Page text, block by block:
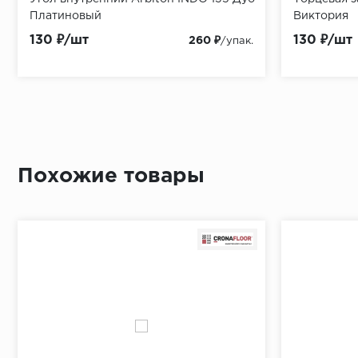
Платиновый
130 ₽/шт 260 ₽/упак.
Виктория
130 ₽/шт
95 ₽/м2 997.50 ₽/упак. 35 ₽/м2
mic
85 ₽/м2 1 275 ₽/упак. 134 ₽/м2
549 ₽/шт
STOP
120 ₽/шт
Похожие товары